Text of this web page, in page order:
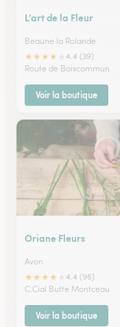
L’art de la Fleur
Beaune la Rolande
★★★★
4.4 (39)
Route de Boiscommun
Voir la boutique
Oriane Fleurs
Avon
★★★★
4.4 (96)
C.Cial Butte Montceau
Voir la boutique